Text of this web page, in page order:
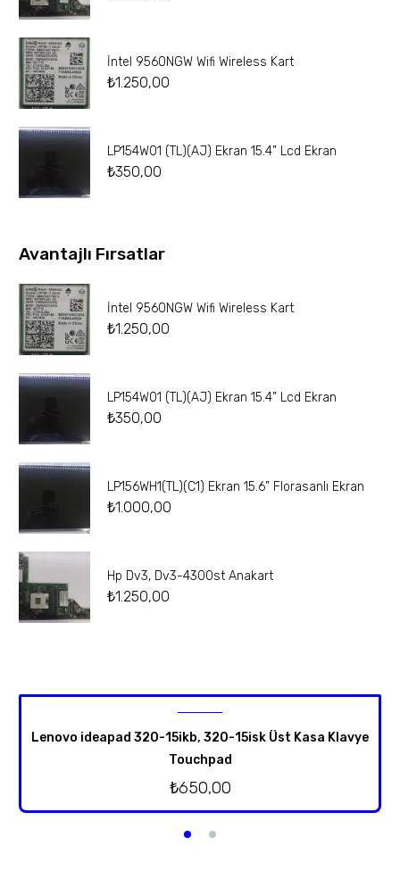
İntel 9560NGW Wifi Wireless Kart
₺1.250,00
LP154W01 (TL)(AJ) Ekran 15.4” Lcd Ekran
₺350,00
Avantajlı Fırsatlar
İntel 9560NGW Wifi Wireless Kart
₺1.250,00
LP154W01 (TL)(AJ) Ekran 15.4” Lcd Ekran
₺350,00
LP156WH1(TL)(C1) Ekran 15.6” Florasanlı Ekran
₺1.000,00
Hp Dv3, Dv3-4300st Anakart
₺1.250,00
Lenovo ideapad 320-15ikb, 320-15isk Üst Kasa Klavye
Touchpad
₺650,00